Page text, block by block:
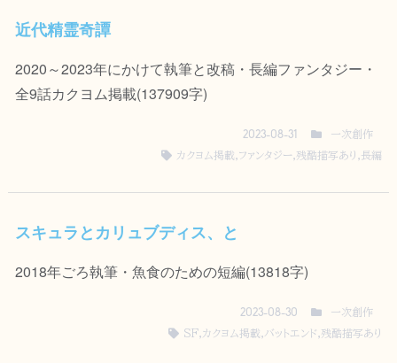
近代精霊奇譚
2020～2023年にかけて執筆と改稿・長編ファンタジー・
全9話カクヨム掲載(137909字)
2023-08-31
一次創作
カクヨム掲載 ファンタジー 残酷描写あり 長編
スキュラとカリュブディス、と
2018年ごろ執筆・魚食のための短編(13818字)
2023-08-30
一次創作
SF カクヨム掲載 バットエンド 残酷描写あり